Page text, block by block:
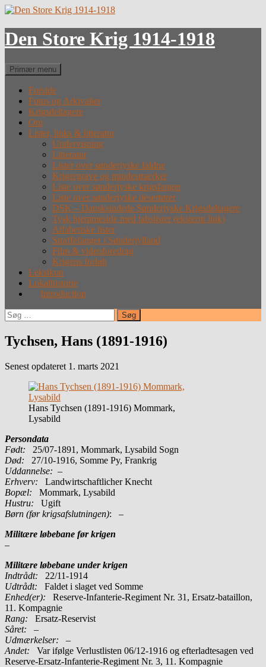
Hop
indhold
Den Store Krig 1914-1918
Søg
Primær menu
Forside
Fotos og Arkivalier
Krigsdeltagere
Om
Lister, links & litteratur
Undervisning
Litteratur
Lister over sønderjyske faldne
Krigergrave og mindesmærker
Liste over sønderjyske krigsfanger
Liste over sønderjyske desertører
DSK – Dansksindede Sønderjyske Krigsdeltagere
Tysk hjemmeside med tabslister (eksternt link)
Alfabetiske lister
Straffefanger i Sønderjylland
Film & videoforedrag
Krigens forløb
Leksikon
Lokalhistorie
Introduction
Søg
efter:
Tychsen, Hans (1891-1916)
Senest opdateret 1. marts 2021
Hans Tychsen (1891-1916) Mommark,
Lysabild
Persondata
Født: 25/07-1891, Mommark, Lysabild Sogn
Død: 27/10-1916, Somme Py, Frankrig
Uddannelse: –
Erhverv: Landwirtschaftlicher Knecht
Bopæl: Mommark, Lysabild
Hustru: Ugift
Børn (før krigsafslutningen): –
Militære løbebane før krigen
–
Militære løbebane under krigen
Indtrådt: 22/11-1914
Udtrådt: Faldet i slaget ved Somme
Enhed(er):
Reserve-Infanterie-Regiment Nr. 31, Ersatz-bataillon,
11. Kompagnie
Rang:
Ersatz-Reservist
Såret: –
Udmærkelser: –
Andet: Var ifølge Verlustlisten 06/12-1916 og efterladtesagen ved
Reserve-Ersatz-Infanterie-Regiment Nr. 3, 11. Kompagnie